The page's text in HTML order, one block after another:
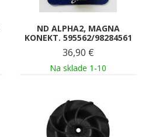
ND ALPHA2, MAGNA
KONEKT. 595562/98284561
36,90 €
Na sklade 1-10